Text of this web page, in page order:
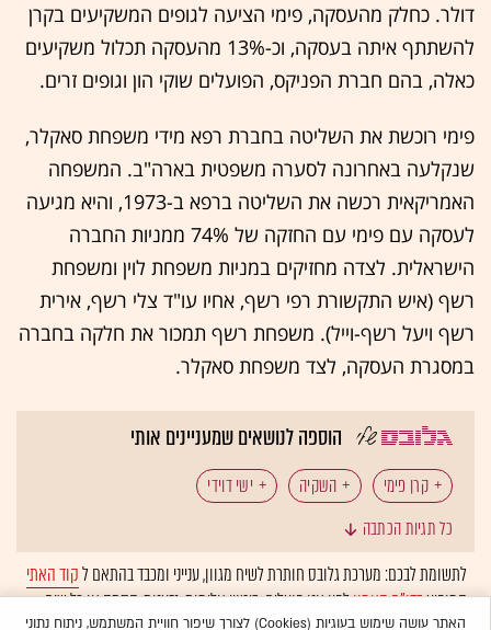
דולר. כחלק מהעסקה, פימי הציעה לגופים המשקיעים בקרן
להשתתף איתה בעסקה, וכ-13% מהעסקה תכלול משקיעים
כאלה, בהם חברת הפניקס, הפועלים שוקי הון וגופים זרים.
פימי רוכשת את השליטה בחברת רפא מידי משפחת סאקלר,
שנקלעה באחרונה לסערה משפטית בארה"ב. המשפחה
האמריקאית רכשה את השליטה ברפא ב-1973, והיא מגיעה
לעסקה עם פימי עם החזקה של 74% ממניות החברה
הישראלית. לצדה מחזיקים במניות משפחת לוין ומשפחת
רשף (איש התקשורת רפי רשף, אחיו עו"ד צלי רשף, אירית
רשף ויעל רשף-וייל). משפחת רשף תמכור את חלקה בחברה
במסגרת העסקה, לצד משפחת סאקלר.
הוספה לנושאים שמעניינים אותי
קרן פימי השקיה
ישי דוידי
כל תגיות הכתבה
לתשומת לבכם: מערכת גלובס חותרת לשיח מגוון, ענייני ומכבד בהתאם לקוד האתי
המופיעבדו"ח האמוןלפיו אנו פועלים. ביטויי אלימות, גזענות, הסתה או כל שיח
האתר עושה שימוש בעוגיות (Cookies) לצורך שיפור חוויית המשתמש, ניתוח נתוני